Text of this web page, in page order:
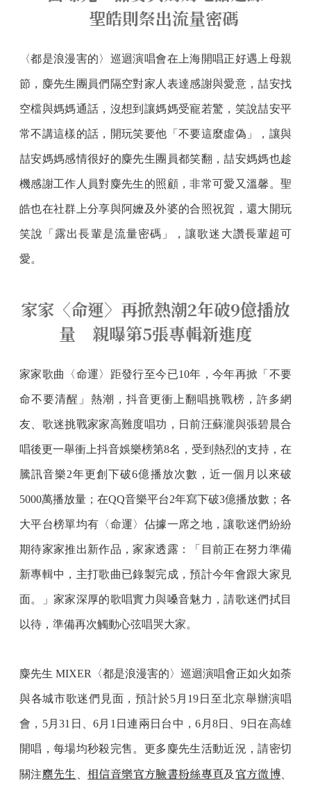
聖皓則祭出流量密碼
〈都是浪漫害的〉巡迴演唱會在上海開唱正好遇上母親
節，麋先生團員們隔空對家人表達感謝與愛意，喆安找
空檔與媽媽通話，沒想到讓媽媽受寵若驚，笑說喆安平
常不講這樣的話，開玩笑要他「不要這麼虛偽」，讓與
喆安媽媽感情很好的麋先生團員都笑翻，喆安媽媽也趁
機感謝工作人員對麋先生的照顧，非常可愛又溫馨。聖
皓也在社群上分享與阿嬤及外婆的合照祝賀，還大開玩
笑說「露出長輩是流量密碼」，讓歌迷大讚長輩超可
愛。
家家〈命運〉再掀熱潮2年破9億播放
量 親曝第5張專輯新進度
家家歌曲〈命運〉距發行至今已10年，今年再掀「不要
命不要清醒」熱潮，抖音更衝上翻唱挑戰榜，許多網
友、歌迷挑戰家家高難度唱功，日前汪蘇瀧與張碧晨合
唱後更一舉衝上抖音娛樂榜第8名，受到熱烈的支持，在
騰訊音樂2年更創下破6億播放次數，近一個月以來破
5000萬播放量；在QQ音樂平台2年寫下破3億播放數；各
大平台榜單均有〈命運〉佔據一席之地，讓歌迷們紛紛
期待家家推出新作品，家家透露：「目前正在努力準備
新專輯中，主打歌曲已錄製完成，預計今年會跟大家見
面。」家家深厚的歌唱實力與嗓音魅力，請歌迷們拭目
以待，準備再次觸動心弦唱哭大家。
麋先生 MIXER〈都是浪漫害的〉巡迴演唱會正如火如荼
與各城市歌迷們見面，預計於5月19日至北京舉辦演唱
會，5月31日、6月1日連兩日台中，6月8日、9日在高雄
開唱，每場均秒殺完售。更多麋先生活動近況，請密切
關注麋先生 、相信音樂官方臉書粉絲專頁及 官方微博